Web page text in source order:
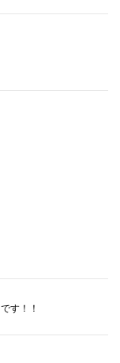
す！！